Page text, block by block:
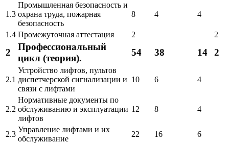
1.3
Промышленная безопасность и
охрана труда, пожарная
безопасность
8 4 4
1.4 Промежуточная аттестация 2 2
2
Профессиональный
цикл (теория).
54 38 14 2
2.1
Устройство лифтов, пультов
диспетчерской сигнализации и
связи с лифтами
10 6 4
2.2
Нормативные документы по
обслуживанию и эксплуатации
лифтов
12 8 4
2.3
Управление лифтами и их
обслуживание
22 16 6